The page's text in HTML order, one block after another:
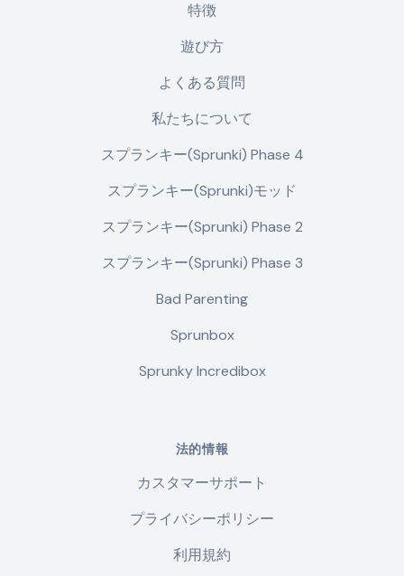
特徴
遊び方
よくある質問
私たちについて
スプランキー(Sprunki) Phase 4
スプランキー(Sprunki)モッド
スプランキー(Sprunki) Phase 2
スプランキー(Sprunki) Phase 3
Bad Parenting
Sprunbox
Sprunky Incredibox
法的情報
カスタマーサポート
プライバシーポリシー
利用規約